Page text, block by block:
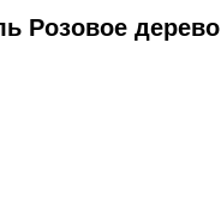
Розовое дерево